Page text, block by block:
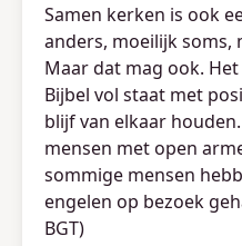
Samen kerken is ook
anders, moeilijk soms,
Maar dat mag ook.
Bijbel vol staat met
blijf van elkaar
mensen met open
sommige mensen
engelen op bezoek
BGT)